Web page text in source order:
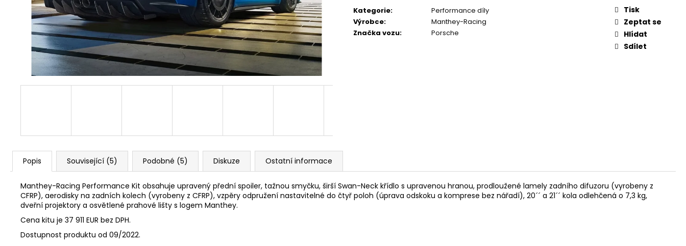
Kategorie:
Performance díly
Výrobce:
Manthey-Racing
Značka vozu: Porsche
Tisk
Zeptat se
Hlídat
Sdílet
Popis Související (5) Podobné (5) Diskuze Ostatní informace
Manthey-Racing Performance Kit obsahuje upravený přední spoiler, tažnou smyčku, širší Swan-Neck křídlo s upravenou hranou, prodloužené lamely zadního difuzoru (vyrobeny z
CFRP), aerodisky na zadních kolech (vyrobeny z CFRP), vzpěry odpružení nastavitelné do čtyř poloh (úprava odskoku a komprese bez nářadí), 20´´ a 21´´ kola odlehčená o 7,3 kg,
dveřní projektory a osvětlené prahové lišty s logem Manthey.
Cena kitu je 37 911 EUR bez DPH.
Dostupnost produktu od 09/2022.
2 239 Kč
Původně:2 875 Kč
6 625 Kč
30 220 Kč